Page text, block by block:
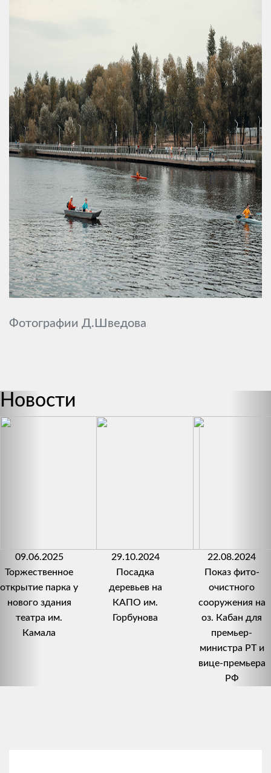
Фотографии Д.Шведова
Новости
09.06.2025
Торжественное
открытие парка у
нового здания
театра им.
Камала
29.10.2024
Посадка
деревьев на
КАПО им.
Горбунова
22.08.2024
Показ фито-
очистного
сооружения на
оз. Кабан для
премьер-
министра РТ и
вице-премьера
РФ